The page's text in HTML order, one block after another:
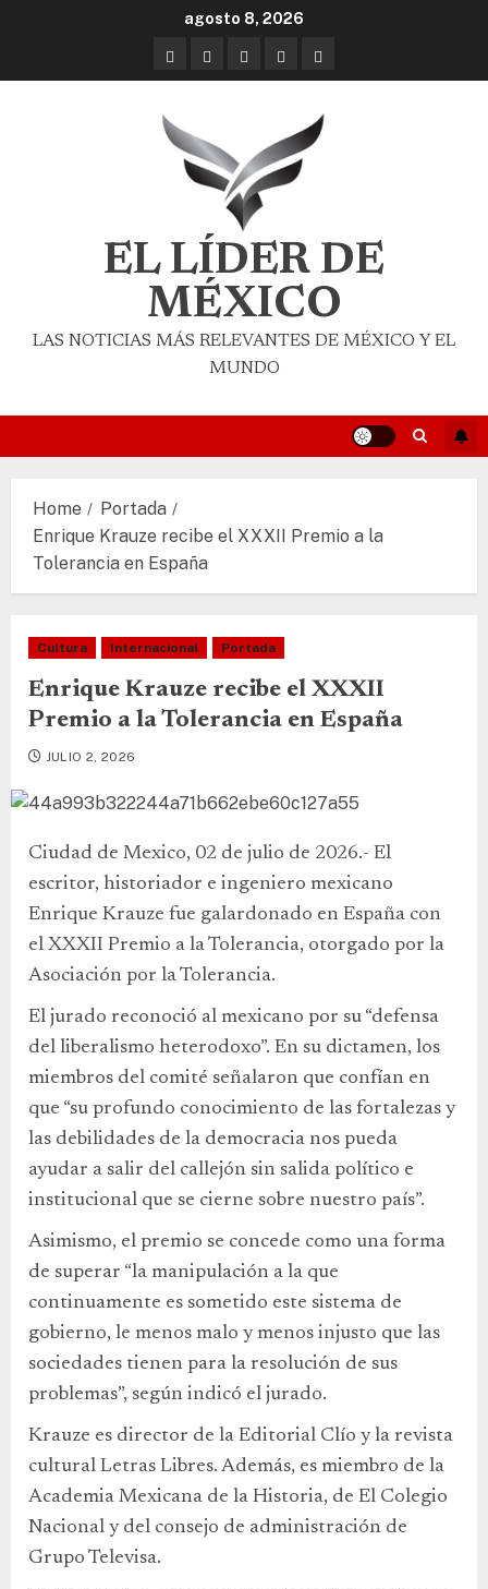
agosto 8, 2026
EL LÍDER DE
MÉXICO
LAS NOTICIAS MÁS RELEVANTES DE MÉXICO Y EL
MUNDO
Home
Portada
Enrique Krauze recibe el XXXII Premio a la
Tolerancia en España
Cultura Internacional Portada
Enrique Krauze recibe el XXXII
Premio a la Tolerancia en España
JULIO 2, 2026
Ciudad de Mexico, 02 de julio de 2026.- El
escritor, historiador e ingeniero mexicano
Enrique Krauze fue galardonado en España con
el XXXII Premio a la Tolerancia, otorgado por la
Asociación por la Tolerancia.
El jurado reconoció al mexicano por su “defensa
del liberalismo heterodoxo”. En su dictamen, los
miembros del comité señalaron que confían en
que “su profundo conocimiento de las fortalezas y
las debilidades de la democracia nos pueda
ayudar a salir del callejón sin salida político e
institucional que se cierne sobre nuestro país”.
Asimismo, el premio se concede como una forma
de superar “la manipulación a la que
continuamente es sometido este sistema de
gobierno, le menos malo y menos injusto que las
sociedades tienen para la resolución de sus
problemas”, según indicó el jurado.
Krauze es director de la Editorial Clío y la revista
cultural Letras Libres. Además, es miembro de la
Academia Mexicana de la Historia, de El Colegio
Nacional y del consejo de administración de
Grupo Televisa.